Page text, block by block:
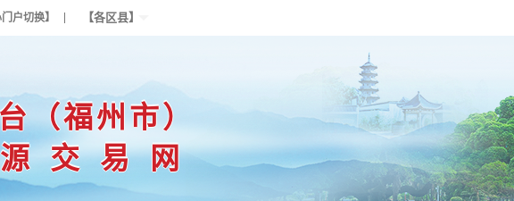
门户切换】 【各区县】
（福州市）
交易网